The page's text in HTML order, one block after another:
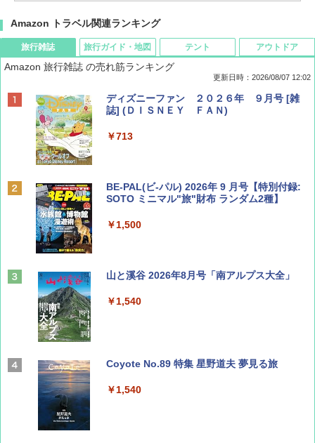
Amazon トラベル関連ランキング
旅行雑誌
Amazon 旅行雑誌 の売れ筋ランキング
更新日時：2026/08/07 12:02
ディズニーファン ２０２６年 ９月号 [雑
誌] (ＤＩＳＮＥＹ ＦＡＮ)
￥713
BE-PAL(ビ-パル) 2026年 9 月号【特別付録:
SOTO ミニマル"旅"財布 ランダム2種】
￥1,500
山と溪谷 2026年8月号「南アルプス大全」
￥1,540
Coyote No.89 特集 星野道夫 夢見る旅
￥1,540
旅行ガイド・地図 テント アウトドア